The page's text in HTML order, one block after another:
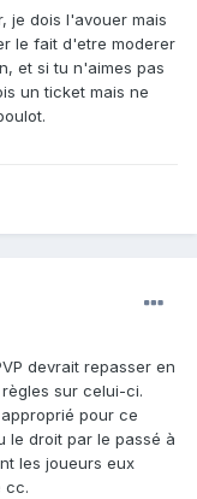
je dois l'avouer mais
le fait d'etre moderer
et si tu n'aimes pas
un ticket mais ne
devrait repasser en
sur celui-ci.
pour ce
le droit par le passé à
les joueurs eux
cc.